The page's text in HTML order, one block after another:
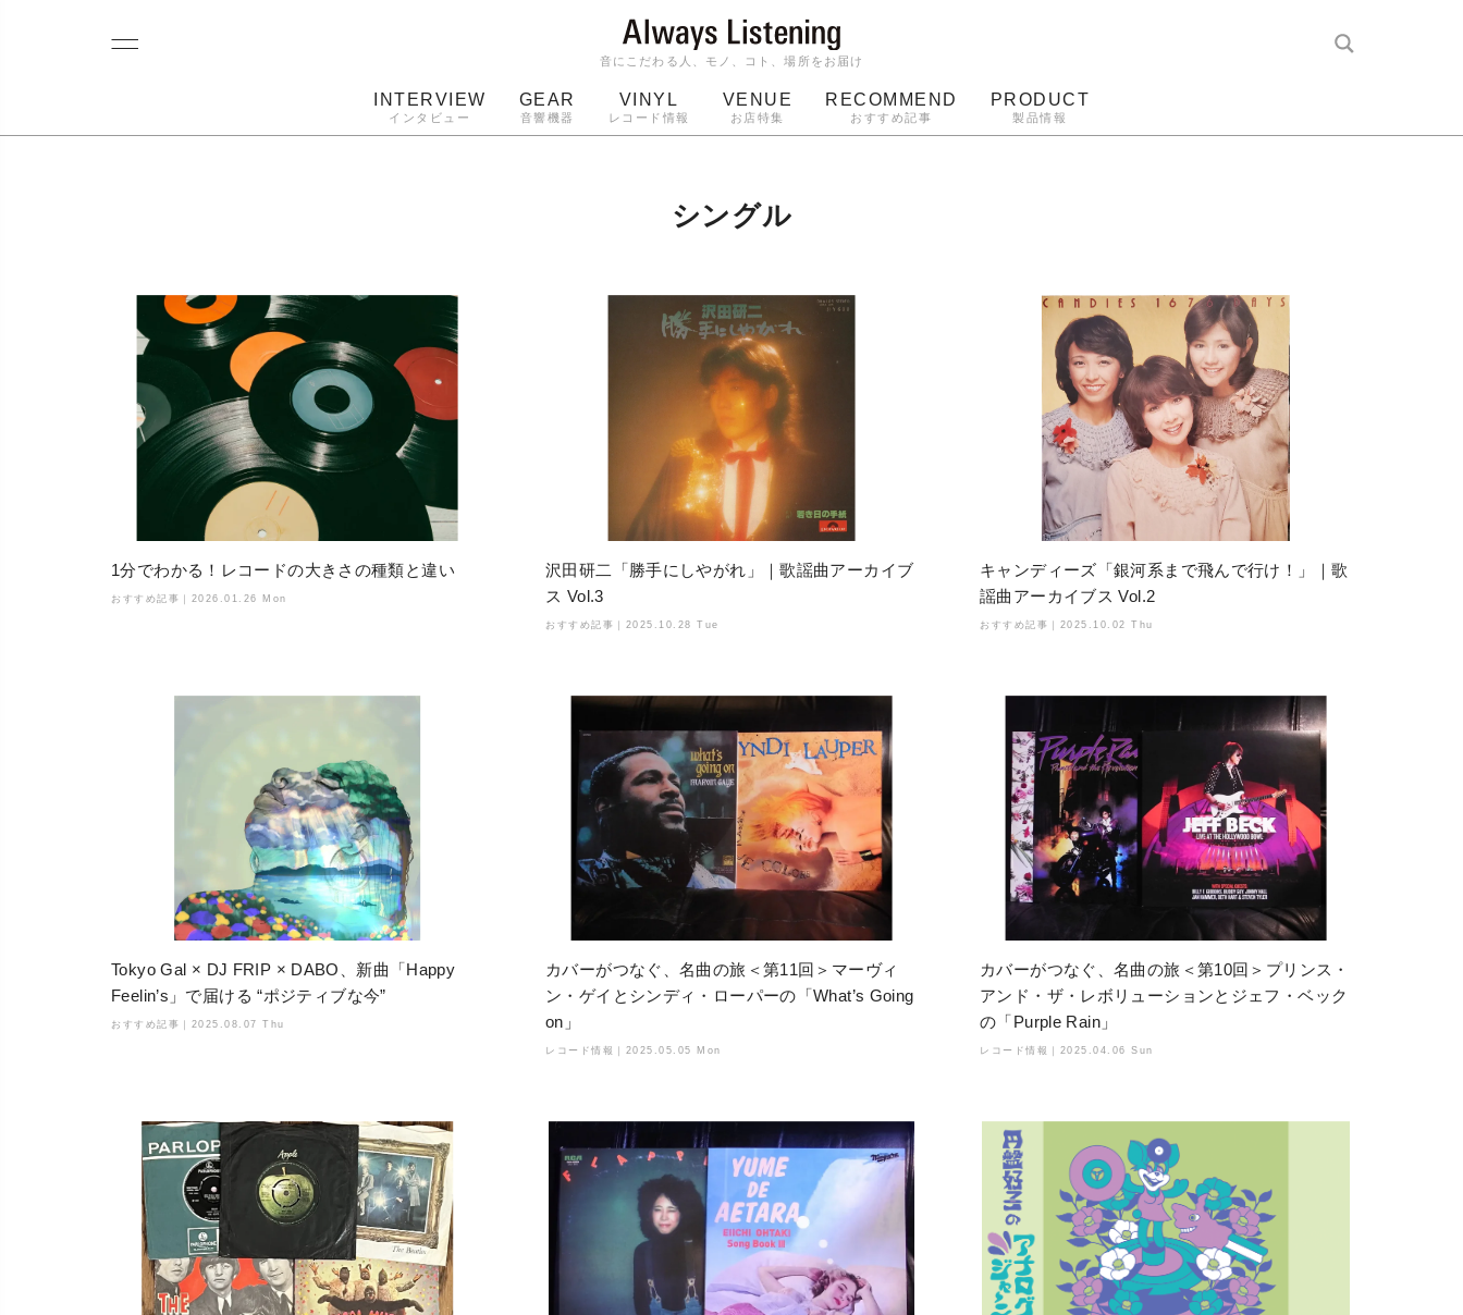
音にこだわる人、モノ、コト、場所をお届け
INTERVIEW
インタビュー
GEAR
音響機器
VINYL
レコード情報
VENUE
お店特集
RECOMMEND
おすすめ記事
PRODUCT
製品情報
シングル
1分でわかる！レコードの大きさの種類と違い
おすすめ記事｜ 2026.01.26 Mon
沢田研二「勝手にしやがれ」｜歌謡曲アーカイブ
ス Vol.3
おすすめ記事｜ 2025.10.28 Tue
キャンディーズ「銀河系まで飛んで行け！」｜歌
謡曲アーカイブス Vol.2
おすすめ記事｜ 2025.10.02 Thu
Tokyo Gal × DJ FRIP × DABO、新曲「Happy
Feelin’s」で届ける “ポジティブな今”
おすすめ記事｜ 2025.08.07 Thu
カバーがつなぐ、名曲の旅＜第11回＞マーヴィ
ン・ゲイとシンディ・ローパーの「What’s Going
on」
レコード情報｜ 2025.05.05 Mon
カバーがつなぐ、名曲の旅＜第10回＞プリンス・
アンド・ザ・レボリューションとジェフ・ベック
の「Purple Rain」
レコード情報｜ 2025.04.06 Sun